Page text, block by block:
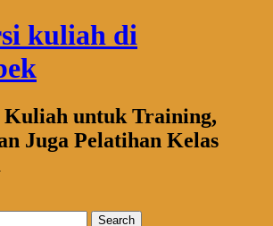
kuliah di
untuk Training,
Juga Pelatihan Kelas